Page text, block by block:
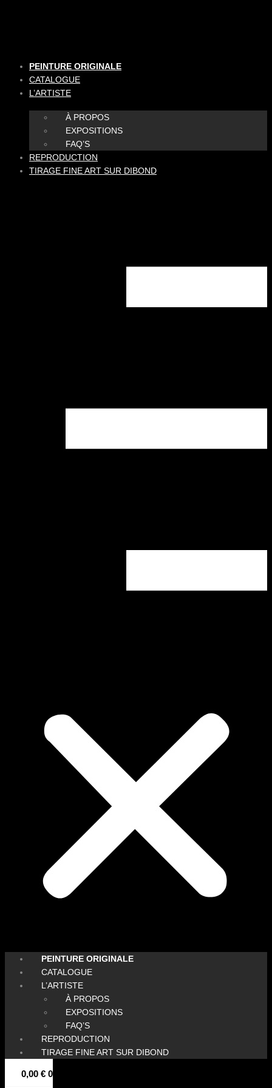
PEINTURE ORIGINALE
CATALOGUE
L’ARTISTE
À PROPOS
EXPOSITIONS
FAQ’S
REPRODUCTION
TIRAGE FINE ART SUR DIBOND
PEINTURE ORIGINALE
CATALOGUE
L’ARTISTE
À PROPOS
EXPOSITIONS
FAQ’S
REPRODUCTION
TIRAGE FINE ART SUR DIBOND
0,00 € 0